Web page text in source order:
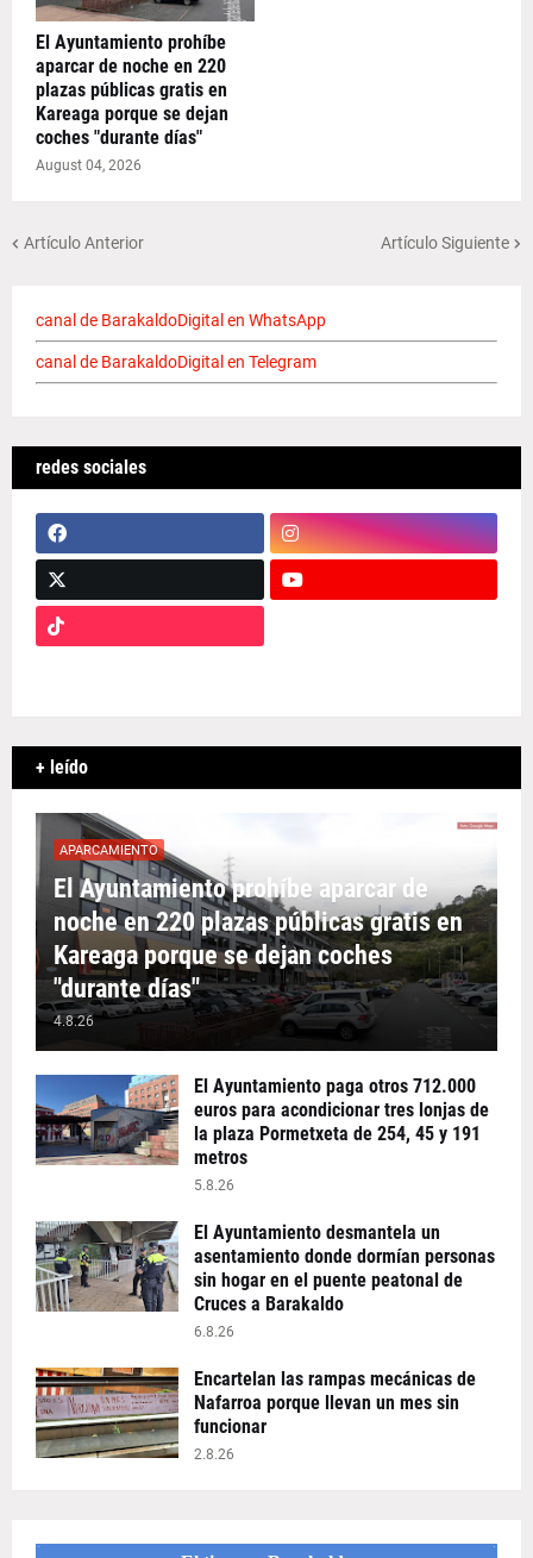
El Ayuntamiento prohíbe
aparcar de noche en 220
plazas públicas gratis en
Kareaga porque se dejan
coches "durante días"
August 04, 2026
Artículo Anterior Artículo Siguiente
canal de BarakaldoDigital en WhatsApp
canal de BarakaldoDigital en Telegram
redes sociales
+ leído
APARCAMIENTO
El Ayuntamiento prohíbe aparcar de
noche en 220 plazas públicas gratis en
Kareaga porque se dejan coches
"durante días"
4.8.26
El Ayuntamiento paga otros 712.000
euros para acondicionar tres lonjas de
la plaza Pormetxeta de 254, 45 y 191
metros
5.8.26
El Ayuntamiento desmantela un
asentamiento donde dormían personas
sin hogar en el puente peatonal de
Cruces a Barakaldo
6.8.26
Encartelan las rampas mecánicas de
Nafarroa porque llevan un mes sin
funcionar
2.8.26